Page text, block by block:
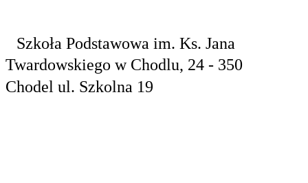
Szkoła Podstawowa im. Ks. Jana
Twardowskiego w Chodlu, 24 - 350
Chodel ul. Szkolna 19